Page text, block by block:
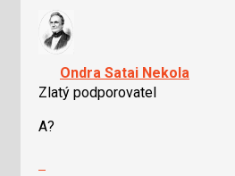
P
pro
předchozí
nový
názor.
K
navigaci
lze
použít
Ondra Satai Nekola
Zlatý podporovatel
A?